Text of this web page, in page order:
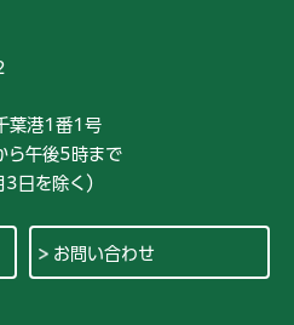
葉港1番1号
ら午後5時まで
日を除く）
お問い合わせ